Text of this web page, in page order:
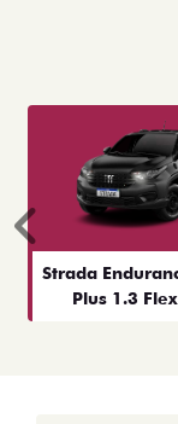
Strada
Plus 1.3